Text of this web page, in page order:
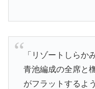
「リゾートしらか
青池編成の全席と
がフラットするよ